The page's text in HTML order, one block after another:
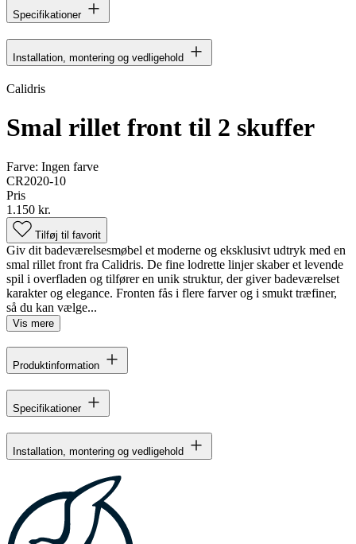
Specifikationer
Installation, montering og vedligehold
Calidris
Smal rillet front til 2 skuffer
Farve: Ingen farve
CR2020-10
Pris
1.150 kr.
Tilføj til favorit
Giv dit badeværelsesmøbel et moderne og eksklusivt udtryk med en
smal rillet front fra Calidris. De fine lodrette linjer skaber et levende
spil i overfladen og tilfører en unik struktur, der giver badeværelset
karakter og elegance. Fronten fås i flere farver og i smukt træfiner,
så du kan vælge...
Vis mere
Produktinformation
Specifikationer
Installation, montering og vedligehold